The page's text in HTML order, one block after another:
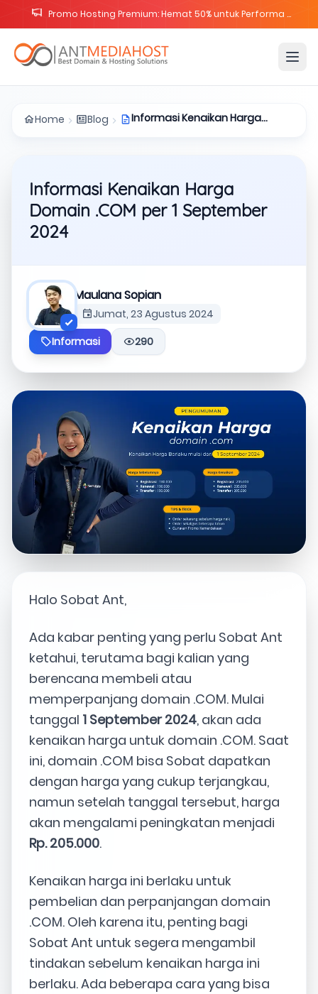
Promo Lisensi cPanel Solo Cloud & Metal Diskon 25%
Home Blog
Informasi Kenaikan Harga
Informasi Kenaikan Harga
Domain .COM per 1 September
2024
Maulana Sopian
Jumat, 23 Agustus 2024
Informasi
290
Halo Sobat Ant,
Ada kabar penting yang perlu Sobat Ant
ketahui, terutama bagi kalian yang
berencana membeli atau
memperpanjang domain .COM. Mulai
tanggal 1 September 2024, akan ada
kenaikan harga untuk domain .COM. Saat
ini, domain .COM bisa Sobat dapatkan
dengan harga yang cukup terjangkau,
namun setelah tanggal tersebut, harga
akan mengalami peningkatan menjadi
Rp. 205.000.
Kenaikan harga ini berlaku untuk
pembelian dan perpanjangan domain
.COM. Oleh karena itu, penting bagi
Sobat Ant untuk segera mengambil
tindakan sebelum kenaikan harga ini
berlaku. Ada beberapa cara yang bisa